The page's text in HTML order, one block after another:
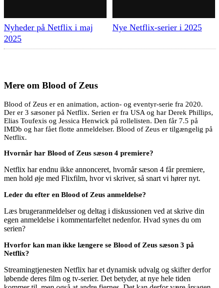
Nyheder på Netflix i maj
2025
Nye Netflix-serier i 2025
Mere om Blood of Zeus
Blood of Zeus er en animation, action- og eventyr-serie fra 2020.
Der er 3 sæsoner på Netflix. Serien er fra USA og har Derek Phillips,
Elias Toufexis og Jessica Henwick på rollelisten. Den får 7.5 på
IMDb og har fået flotte anmeldelser. Blood of Zeus er tilgængelig på
Netflix.
Hvornår har Blood of Zeus sæson 4 premiere?
Netflix har endnu ikke annonceret, hvornår sæson 4 får premiere,
men hold øje med Flixfilm, hvor vi skriver, så snart vi hører nyt.
Leder du efter en Blood of Zeus anmeldelse?
Læs brugeranmeldelser og deltag i diskussionen ved at skrive din
egen anmeldelse i kommentarfeltet nedenfor. Hvad synes du om
serien?
Hvorfor kan man ikke længere se Blood of Zeus sæson 3 på
Netflix?
Streamingtjenesten Netflix har et dynamisk udvalg og skifter derfor
løbende deres film og tv-serier. Det betyder, at nye hele tiden